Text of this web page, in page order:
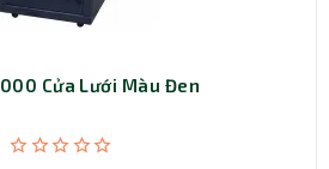
chắn
thiết kế vô cùng hiện đại, cứng
Cửa Lưới Màu Đen